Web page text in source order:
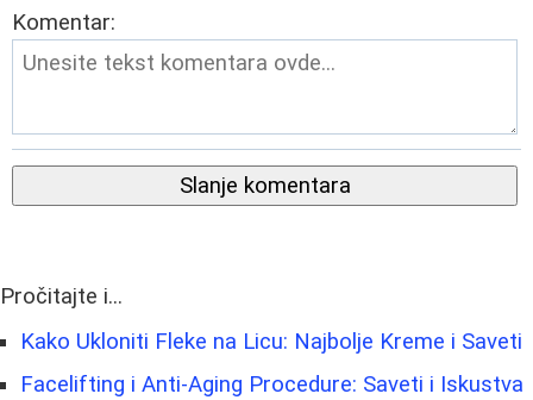
Komentar:
Slanje komentara
Pročitajte i...
Kako Ukloniti Fleke na Licu: Najbolje Kreme i Saveti
Facelifting i Anti-Aging Procedure: Saveti i Iskustva